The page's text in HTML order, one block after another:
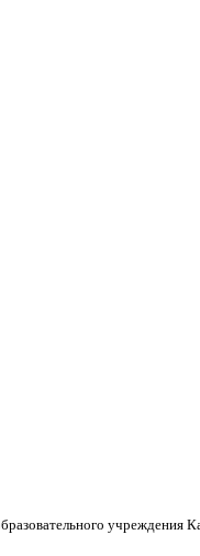
учреждения